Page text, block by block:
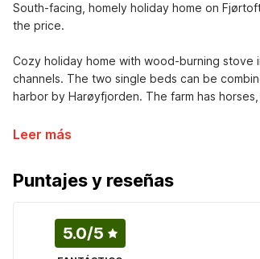
South-facing, homely holiday home on
the price.
Cozy holiday home with wood-burning stove
channels. The two single beds can be
harbor by Harøyfjorden. The farm has
Leer más
Puntajes y reseñas
5.0/5